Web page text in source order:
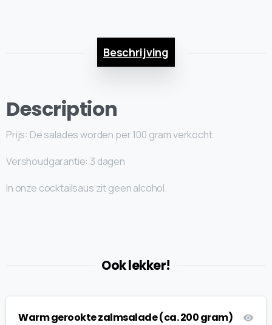
Beschrijving
Description
Prijs: De salades worden per 100 gram verkocht.
Vershoudgarantie: 3 dagen
In onze cocktailsaus zit geen alcohol.
Ook lekker!
Warm gerookte zalmsalade (ca. 200 gram)